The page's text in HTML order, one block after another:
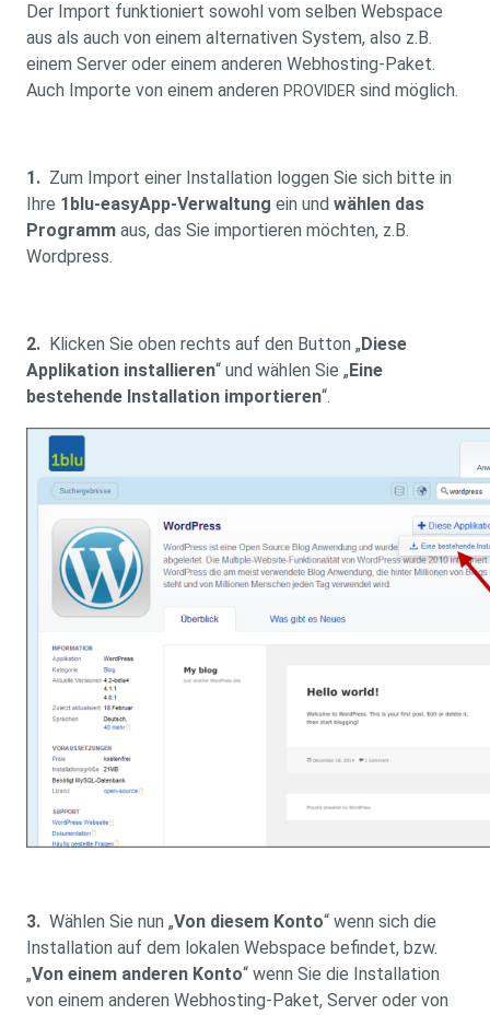
Der Import funktioniert sowohl vom selben Webspace
aus als auch von einem alternativen System, also z.B.
einem Server oder einem anderen Webhosting-Paket.
Auch Importe von einem anderen PROVIDER sind möglich.
1. Zum Import einer Installation loggen Sie sich bitte in
Ihre 1blu-easyApp-Verwaltung ein und wählen das
Programm aus, das Sie importieren möchten, z.B.
Wordpress.
2. Klicken Sie oben rechts auf den Button „Diese
Applikation installieren“ und wählen Sie „Eine
bestehende Installation importieren“.
3. Wählen Sie nun „Von diesem Konto“ wenn sich die
Installation auf dem lokalen Webspace befindet, bzw.
„Von einem anderen Konto“ wenn Sie die Installation
von einem anderen Webhosting-Paket, Server oder von